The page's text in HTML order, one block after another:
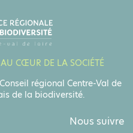
Nous suivre
CŒUR DE LA SOCIÉTÉ
régional Centre-Val de
de la biodiversité.